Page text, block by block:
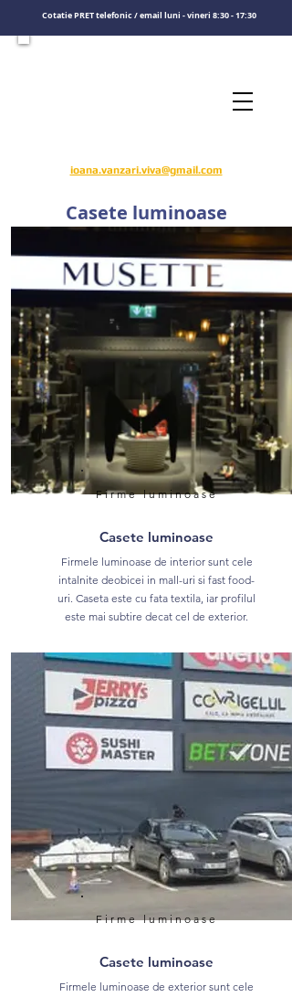
ioana.vanzari.viva@gmail.com
Cotatie PRET telefonic / email luni - vineri 8:30 - 17:30
Casete luminoase
Firme luminoase
Casete luminoase
Firmele luminoase de interior sunt cele
intalnite deobicei in mall-uri si fast food-
uri. Caseta este cu fata textila, iar profilul
este mai subtire decat cel de exterior.
Firme luminoase
Casete luminoase
Firmele luminoase de exterior sunt cele